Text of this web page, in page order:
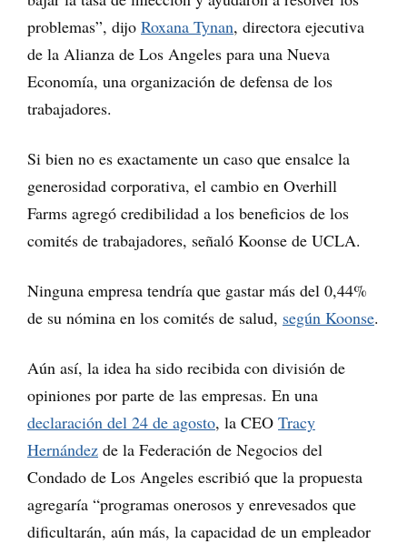
problemas”, dijo Roxana Tynan, directora ejecutiva
de la Alianza de Los Angeles para una Nueva
Economía, una organización de defensa de los
trabajadores.
Si bien no es exactamente un caso que ensalce la
generosidad corporativa, el cambio en Overhill
Farms agregó credibilidad a los beneficios de los
comités de trabajadores, señaló Koonse de UCLA.
Ninguna empresa tendría que gastar más del 0,44%
de su nómina en los comités de salud, según Koonse.
Aún así, la idea ha sido recibida con división de
opiniones por parte de las empresas. En una
declaración del 24 de agosto, la CEO Tracy
Hernández de la Federación de Negocios del
Condado de Los Angeles escribió que la propuesta
agregaría “programas onerosos y enrevesados que
dificultarán, aún más, la capacidad de un empleador